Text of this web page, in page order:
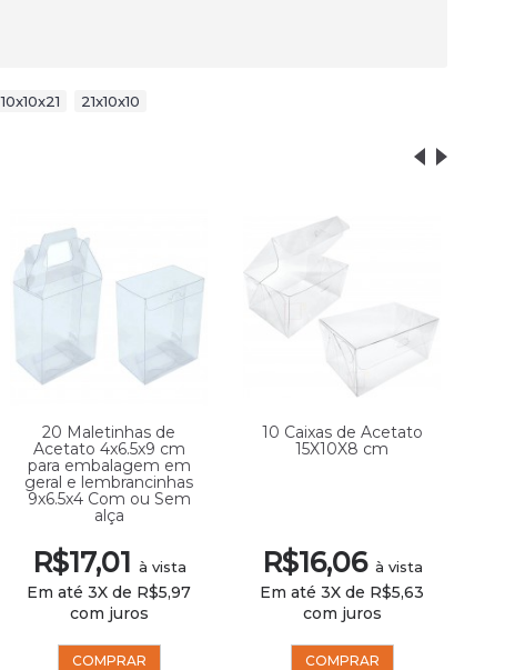
10x10x21 21x10x10
20 Maletinhas de
Acetato 4x6.5x9 cm
para embalagem em
geral e lembrancinhas
9x6.5x4 Com ou Sem
alça
R$17,01 à vista
Em até 3X de R$5,97
com juros
COMPRAR
10 Caixas de Acetato
15X10X8 cm
R$16,06 à vista
Em até 3X de R$5,63
com juros
COMPRAR